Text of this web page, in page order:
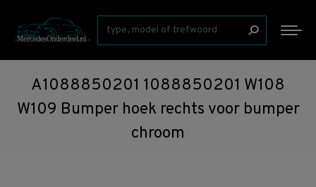
Zoeken:
A1088850201 1088850201 W108
W109 Bumper hoek rechts voor bumper
chroom